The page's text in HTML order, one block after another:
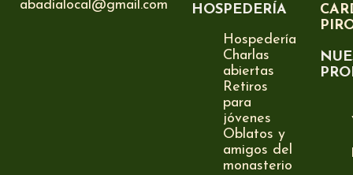
abadialocal@gmail.com
HOSPEDERÍA
Hospedería
Charlas
abiertas
Retiros
para
jóvenes
Oblatos y
amigos del
monasterio